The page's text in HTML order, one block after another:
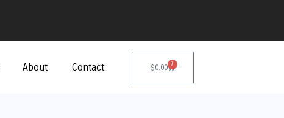
About Contact $0.00 0
Cart